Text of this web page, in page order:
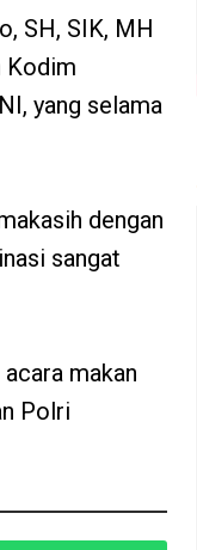
SH, SIK, MH
Kodim
yang selama
dengan
sangat
makan
Polri